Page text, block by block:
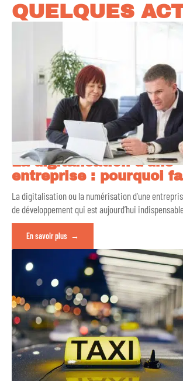
QUELQUES
La digitalisation d’une
entreprise : pourquoi
La digitalisation ou la numérisation d’une
de développement qui est aujourd’hui
En savoir plus